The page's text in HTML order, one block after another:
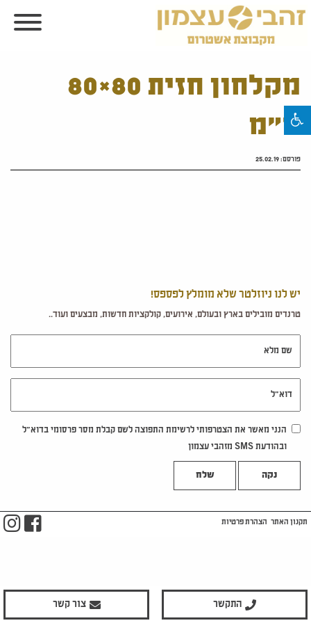
מקלחון חזית 80×80
ס"מ
פורסם:25.02.19
יש לנו ניוזלטר שלא מומלץ לפספס!
טרנדים מובילים בארץ ובעולם, אירועים, קולקציות חדשות, מבצעים ועוד..
הנני מאשר את הצטרפותי לרשימת התפוצה לשם קבלת מסר פרסומי בדוא"ל
ובהודעת SMS מזהבי עצמון
נקה
התקשר צור קשר
תקנון האתר הצהרת פרטיות